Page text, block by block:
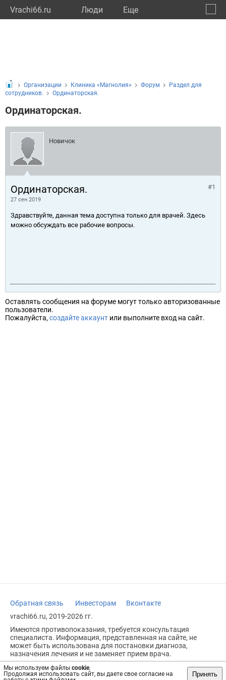
Vrachi66.ru Люди Eще
Мы используем файлы cookie.
Продолжая использовать сайт, вы даете свое согласие на
Принять
Организации Клиника «Магнолия» Форум
Раздел для
сотрудников.
Ординаторская.
Ординаторская.
Новичок
Ординаторская.
27 сен 2019
#1
Здравствуйте, данная тема доступна только для врачей. Здесь
можно обсуждать все рабочие вопросы.
Оставлять сообщения на форуме могут только авторизованные
пользователи.
Пожалуйста, создайте аккаунт или выполните вход на сайт.
Обратная связь Инвесторам
Вконтакте
vrachi66.ru, 2019-2026 гг.
Имеются противопоказания, требуется консультация
специалиста. Информация, представленная на сайте, не
может быть использована для постановки диагноза,
назначения лечения и не заменяет прием врача.
Возрастное ограничение: 18+